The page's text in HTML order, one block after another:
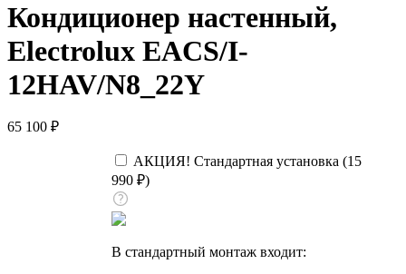
Кондиционер настенный,
Electrolux EACS/I-
12HAV/N8_22Y
65 100 ₽
АКЦИЯ! Стандартная установка (15
990 ₽)
В стандартный монтаж входит: